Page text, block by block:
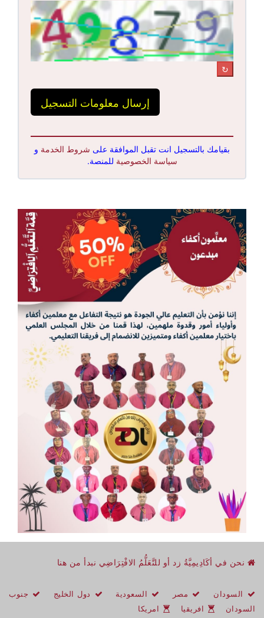
↻
إرسال معلومات التسجيل
بقيامك بالتسجيل انت تقبل الموافقة على شروط الخدمةو
سياسة الخصوصيةللمنصة.
نحن في أكَادِيمِيَّةُ زد أو للتَّعَلُّمُ الافْتِرَاضِي نبدأ من هنا
السودان مصر السعودية دول الخليج
جنوب
السودان
افريقيا امريكا